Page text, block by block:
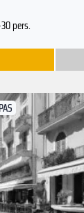
pers.